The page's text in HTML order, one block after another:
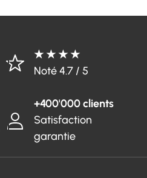
★ ★ ★ ★
Noté 4.7 / 5
+400'000 clients
Satisfaction
garantie